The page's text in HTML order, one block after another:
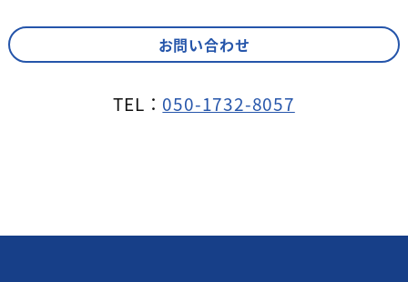
お問い合わせ
TEL： 050-1732-8057